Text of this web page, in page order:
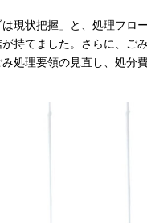
現状把握」と、処理フロ
持てました。さらに、ご
処理要領の見直し、処分